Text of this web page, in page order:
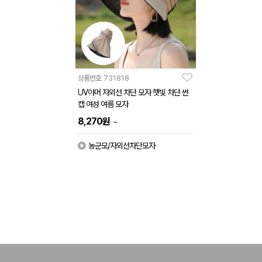
상품번호 731818
UV아머 자외선 차단 모자 햇빛 차단 썬
캡 여성 여름 모자
8,270원 ~
농군모/자외선차단모자